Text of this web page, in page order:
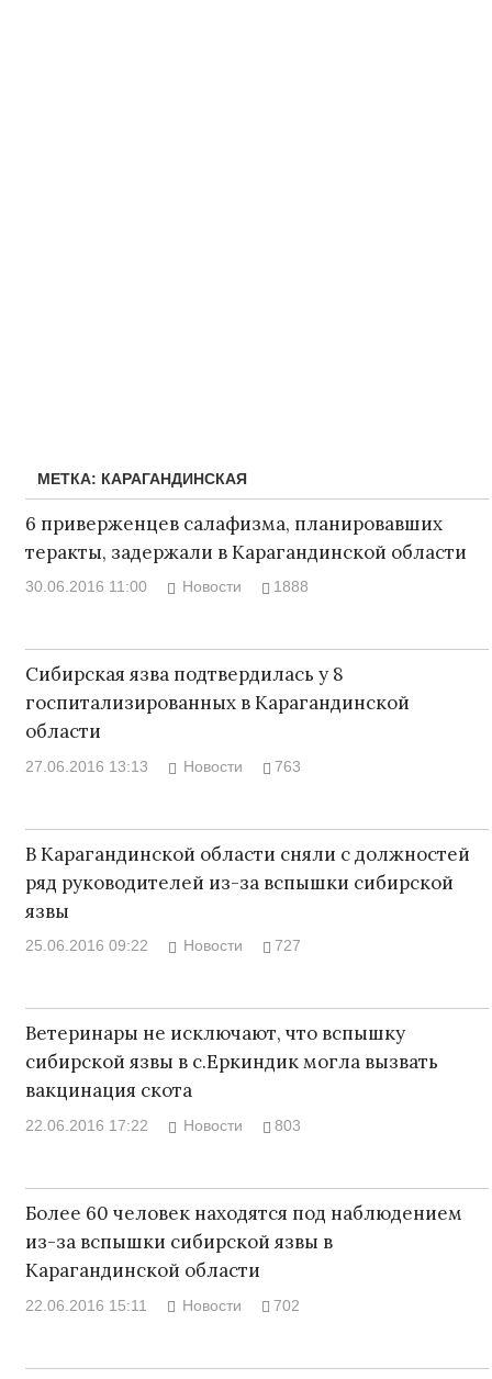
МЕТКА: КАРАГАНДИНСКАЯ
6 приверженцев салафизма, планировавших
теракты, задержали в Карагандинской области
30.06.2016 11:00 Новости 1888
Сибирская язва подтвердилась у 8
госпитализированных в Карагандинской
области
27.06.2016 13:13 Новости 763
В Карагандинской области сняли с должностей
ряд руководителей из-за вспышки сибирской
язвы
25.06.2016 09:22 Новости 727
Ветеринары не исключают, что вспышку
сибирской язвы в с.Еркиндик могла вызвать
вакцинация скота
22.06.2016 17:22 Новости 803
Более 60 человек находятся под наблюдением
из-за вспышки сибирской язвы в
Карагандинской области
22.06.2016 15:11 Новости 702